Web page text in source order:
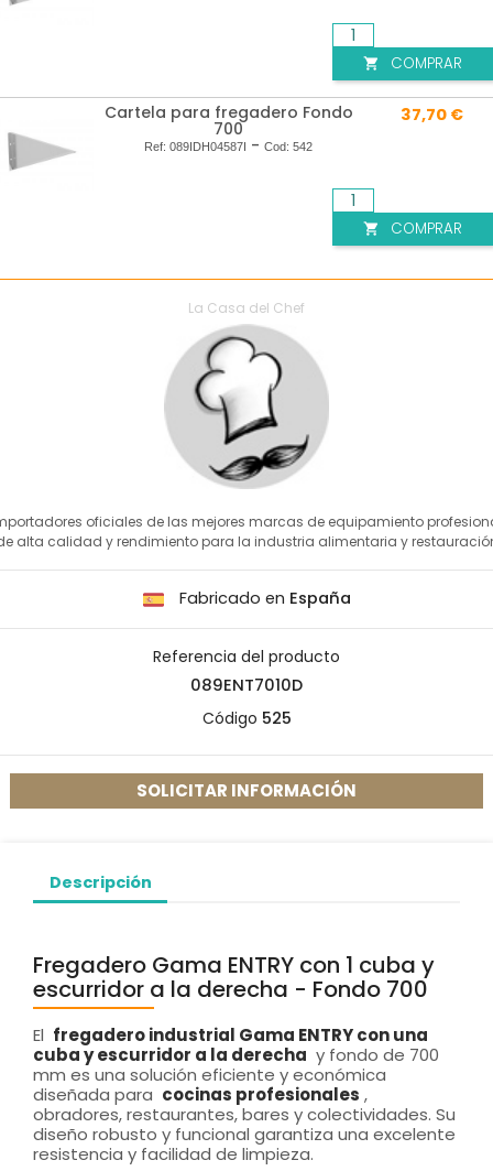
La Casa del Chef
oficiales de las mejores marcas de equipamiento
alta calidad y rendimiento para la industria alimentaria y
Fabricado en España
Referencia del producto
089ENT7010D
Código 525
SOLICITAR INFORMACIÓN
 COMPRAR
Cartela para fregadero Fondo
700
Ref: 089IDH04587I - Cod: 542
37,70 €
 COMPRAR
Descripción
Fregadero Gama ENTRY con 1 cuba y
escurridor a la derecha - Fondo 700
El fregadero industrial Gama ENTRY con una
cuba y escurridor a la derecha y fondo de 700
mm es una solución eficiente y económica
diseñada para cocinas profesionales ,
obradores, restaurantes, bares y colectividades. Su
diseño robusto y funcional garantiza una excelente
resistencia y facilidad de limpieza.